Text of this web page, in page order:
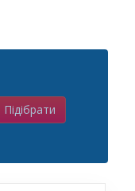
Підібрати